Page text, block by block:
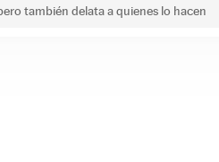
también delata a quienes lo hacen